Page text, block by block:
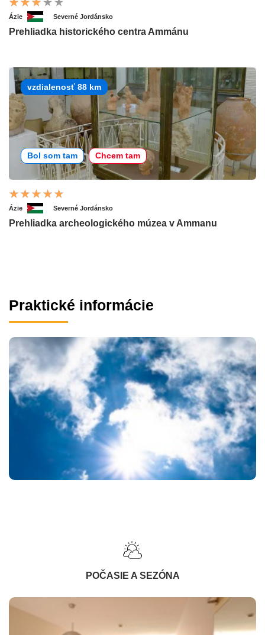
Ázie Severné Jordánsko
Prehliadka historického centra Ammánu
vzdialenosť 88 km
Bol som tam Chcem tam
Ázie Severné Jordánsko
Prehliadka archeologického múzea v Ammanu
Praktické informácie
POČASIE A SEZÓNA